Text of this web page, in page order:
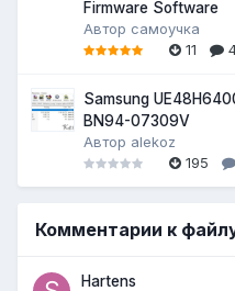
Firmware Software
Автор самоучка
11
Samsung
BN94-07309V
Автор alekoz
195
Комментарии к
Hartens